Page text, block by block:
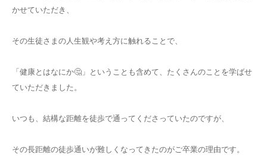
かせていただき、
その生徒さまの人生観や考え方に触れることで、
「健康とはなにか🤔」ということも含めて、たくさんのことを学ばせ
ていただきました。
いつも、結構な距離を徒歩で通ってくださっていたのですが、
その長距離の徒歩通いが難しくなってきたのがご卒業の理由です。